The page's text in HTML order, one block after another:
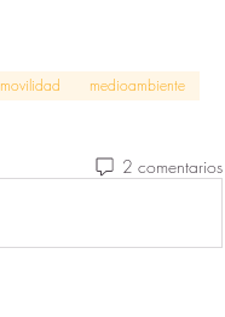
movilidad medioambiente
2 comentarios